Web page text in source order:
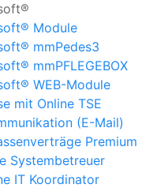
Module
mmPedes3
mmPFLEGEBOX
WEB-Module
mit Online TSE
(E-Mail)
Premium
Systembetreuer
IT Koordinator